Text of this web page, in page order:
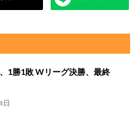
1勝1敗 Wリーグ決勝、最終
日